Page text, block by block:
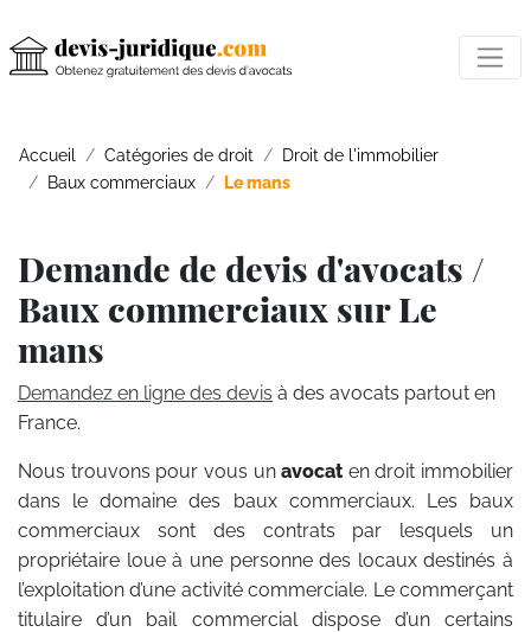
Accueil Catégories de droit
Droit de l'immobilier
Baux commerciaux
Le mans
Demande de devis d'avocats /
Baux commerciaux sur Le
mans
Demandez en ligne des devis à des avocats partout en
France.
Nous trouvons pour vous unavocat en droit immobilier
dans le domaine des baux commerciaux. Les baux
commerciaux sont des contrats par lesquels un
propriétaire loue à une personne des locaux destinés à
l’exploitation d’une activité commerciale. Le commerçant
titulaire d’un bail commercial dispose d’un certains